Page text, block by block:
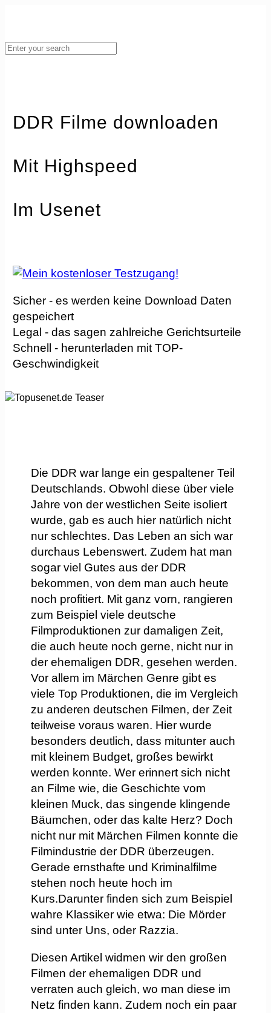
DDR Filme downloaden
mit Highspeed
im Usenet
Sicher - es werden keine Download Daten
gespeichert
Legal - das sagen zahlreiche Gerichtsurteile
Schnell - herunterladen mit TOP-
Geschwindigkeit
Die DDR war lange ein gespaltener Teil
Deutschlands. Obwohl diese über viele
Jahre von der westlichen Seite isoliert
wurde, gab es auch hier natürlich nicht
nur schlechtes. Das Leben an sich war
durchaus Lebenswert. Zudem hat man
sogar viel Gutes aus der DDR
bekommen, von dem man auch heute
noch profitiert. Mit ganz vorn, rangieren
zum Beispiel viele deutsche
Filmproduktionen zur damaligen Zeit,
die auch heute noch gerne, nicht nur in
der ehemaligen DDR, gesehen werden.
Vor allem im Märchen Genre gibt es
viele Top Produktionen, die im Vergleich
zu anderen deutschen Filmen, der Zeit
teilweise voraus waren. Hier wurde
besonders deutlich, dass mitunter auch
mit kleinem Budget, großes bewirkt
werden konnte. Wer erinnert sich nicht
an Filme wie, die Geschichte vom
kleinen Muck, das singende klingende
Bäumchen, oder das kalte Herz? Doch
nicht nur mit Märchen Filmen konnte die
Filmindustrie der DDR überzeugen.
Gerade ernsthafte und Kriminalfilme
stehen noch heute hoch im
Kurs.Darunter finden sich zum Beispiel
wahre Klassiker wie etwa: Die Mörder
sind unter Uns, oder Razzia.
Diesen Artikel widmen wir den großen
Filmen der ehemaligen DDR und
verraten auch gleich, wo man diese im
Netz finden kann. Zudem noch ein paar